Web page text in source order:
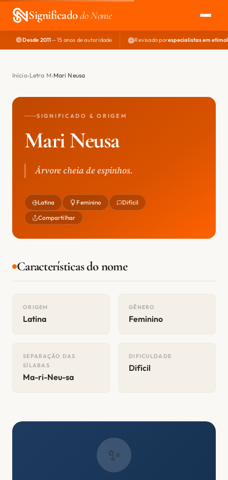
Significadodo Nome
EXPLORAR
NOME PERFEITO
Desde 2011— 15 anos de autoridade Revisado porespecialistas em
Início Letra M Mari Neusa
SIGNIFICADO & ORIGEM
Mari Neusa
Árvore cheia de espinhos.
Latina Feminino Difícil
Compartilhar
Características do nome
ORIGEM
Latina
GÊNERO
Feminino
SEPARAÇÃO DAS
SÍLABAS
Ma-ri-Neu-sa
DIFICULDADE
Difícil
✨